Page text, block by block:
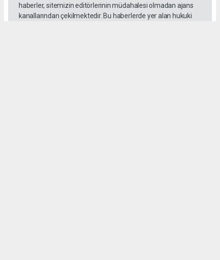
haberler, sitemizin editörlerinin müdahalesi olmadan ajans
kanallarından çekilmektedir. Bu haberlerde yer alan hukuki